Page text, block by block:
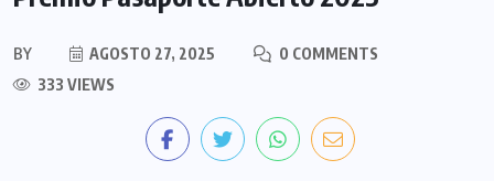
BY AGOSTO 27, 2025
0 COMMENTS
333 VIEWS